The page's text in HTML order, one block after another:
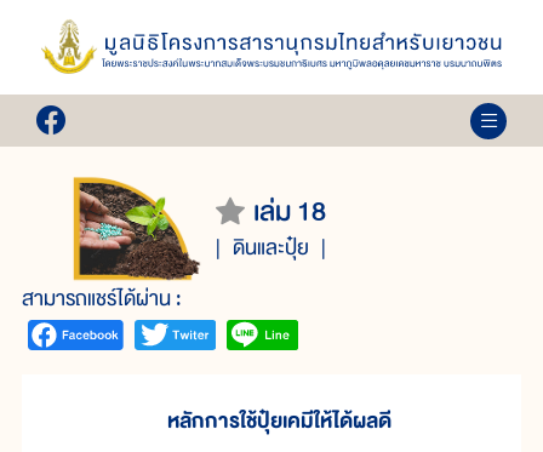
เล่ม 18
ดินและปุ๋ย
สามารถแชร์ได้ผ่าน :
หลักการใช้ปุ๋ยเคมีให้ได้ผลดี